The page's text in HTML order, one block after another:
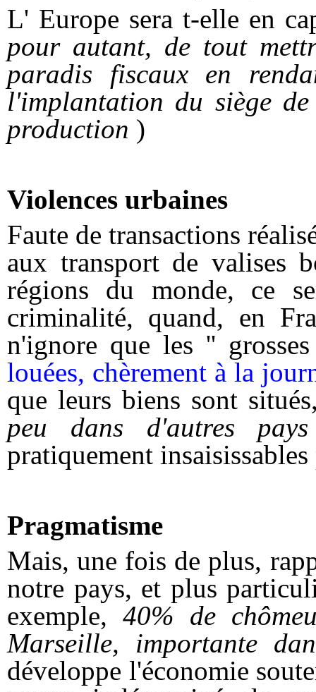
L' Europe sera t-elle en
pour autant, de tout
paradis fiscaux en
l'implantation du siège
production )
Violences urbaines
Faute de transactions
aux transport de valises
régions du monde, ce
criminalité, quand, en
n'ignore que les ''
louées, chèrement à la
que leurs biens sont
peu dans d'autres pays
pratiquement
Pragmatisme
Mais, une fois de plus,
notre pays, et plus
exemple,40% de
Marseille, importante
développe l'économie